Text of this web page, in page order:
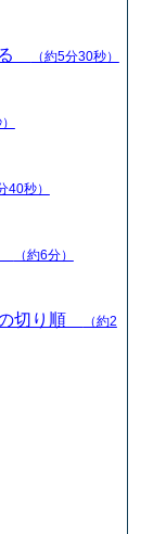
る （約5分30秒）
40秒）
（約6分）
切り順
（約2